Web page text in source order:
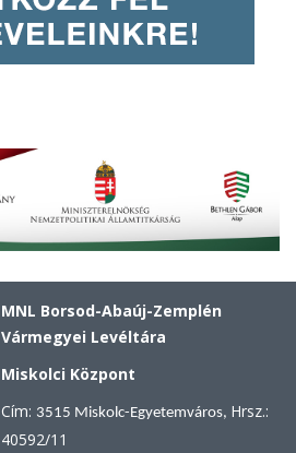
MNL Borsod-Abaúj-Zemplén
Vármegyei Levéltára
Miskolci Központ
Cím: 3515 Miskolc-Egyetemváros, Hrsz.:
40592/11